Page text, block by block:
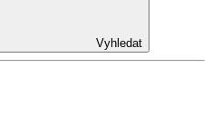
Vyhledat